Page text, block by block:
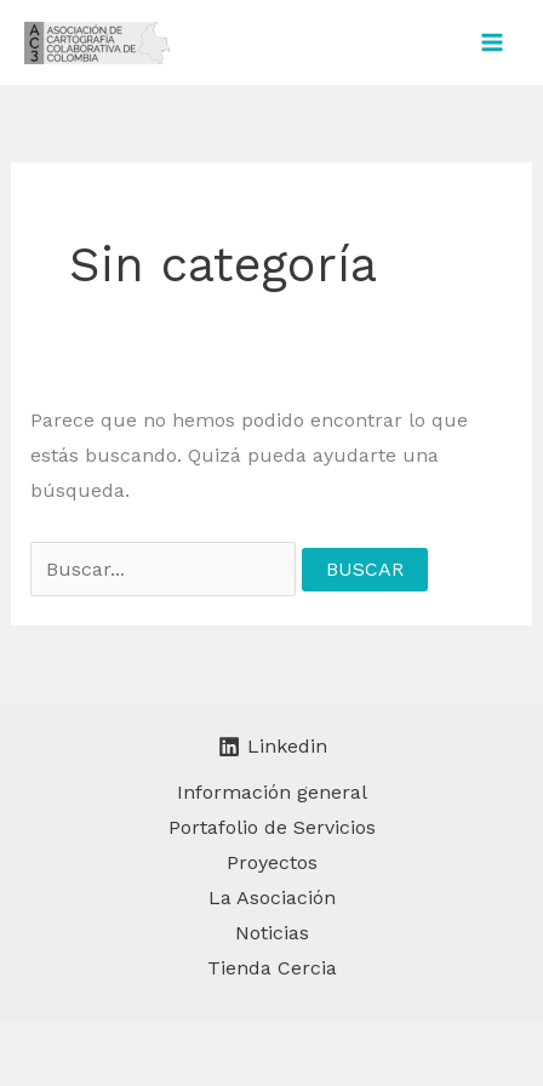
Sin categoría
Parece que no hemos podido encontrar lo que
estás buscando. Quizá pueda ayudarte una
búsqueda.
Buscar
por:
Linkedin
Información general
Portafolio de Servicios
Proyectos
La Asociación
Noticias
Tienda Cercia